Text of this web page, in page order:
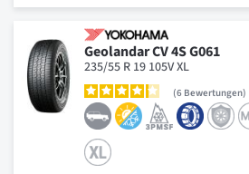
Geolandar CV 4S G061
235/55 R 19 105V XL
6 Bewertungen